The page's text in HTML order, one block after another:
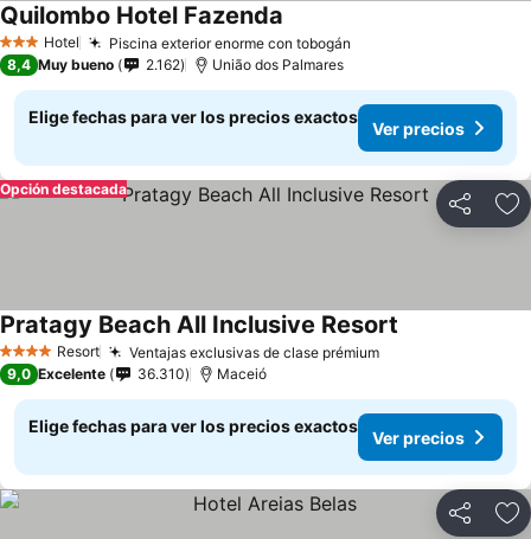
3 Estrellas
Hotel Piscina exterior enorme con tobogán
Quilombo Hotel Fazenda
8,4 Muy bueno 2.162 União dos Palmares
Elige fechas para ver los precios exactos
Ver precios
Compartir
Opción destacada
4 EstrellasResort Ventajas exclusivas de clase prémiumVer precios
Pratagy Beach All Inclusive Resort
9,0 Excelente 36.310 Maceió
Elige fechas para ver los precios exactos
Ver precios
Compartir